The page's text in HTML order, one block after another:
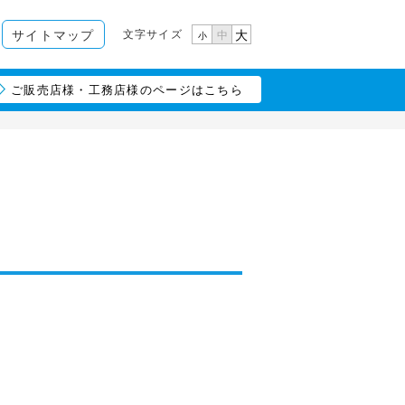
サイトマップ 文字サイズ 小 中 大
ご販売店様・工務店様のページはこちら